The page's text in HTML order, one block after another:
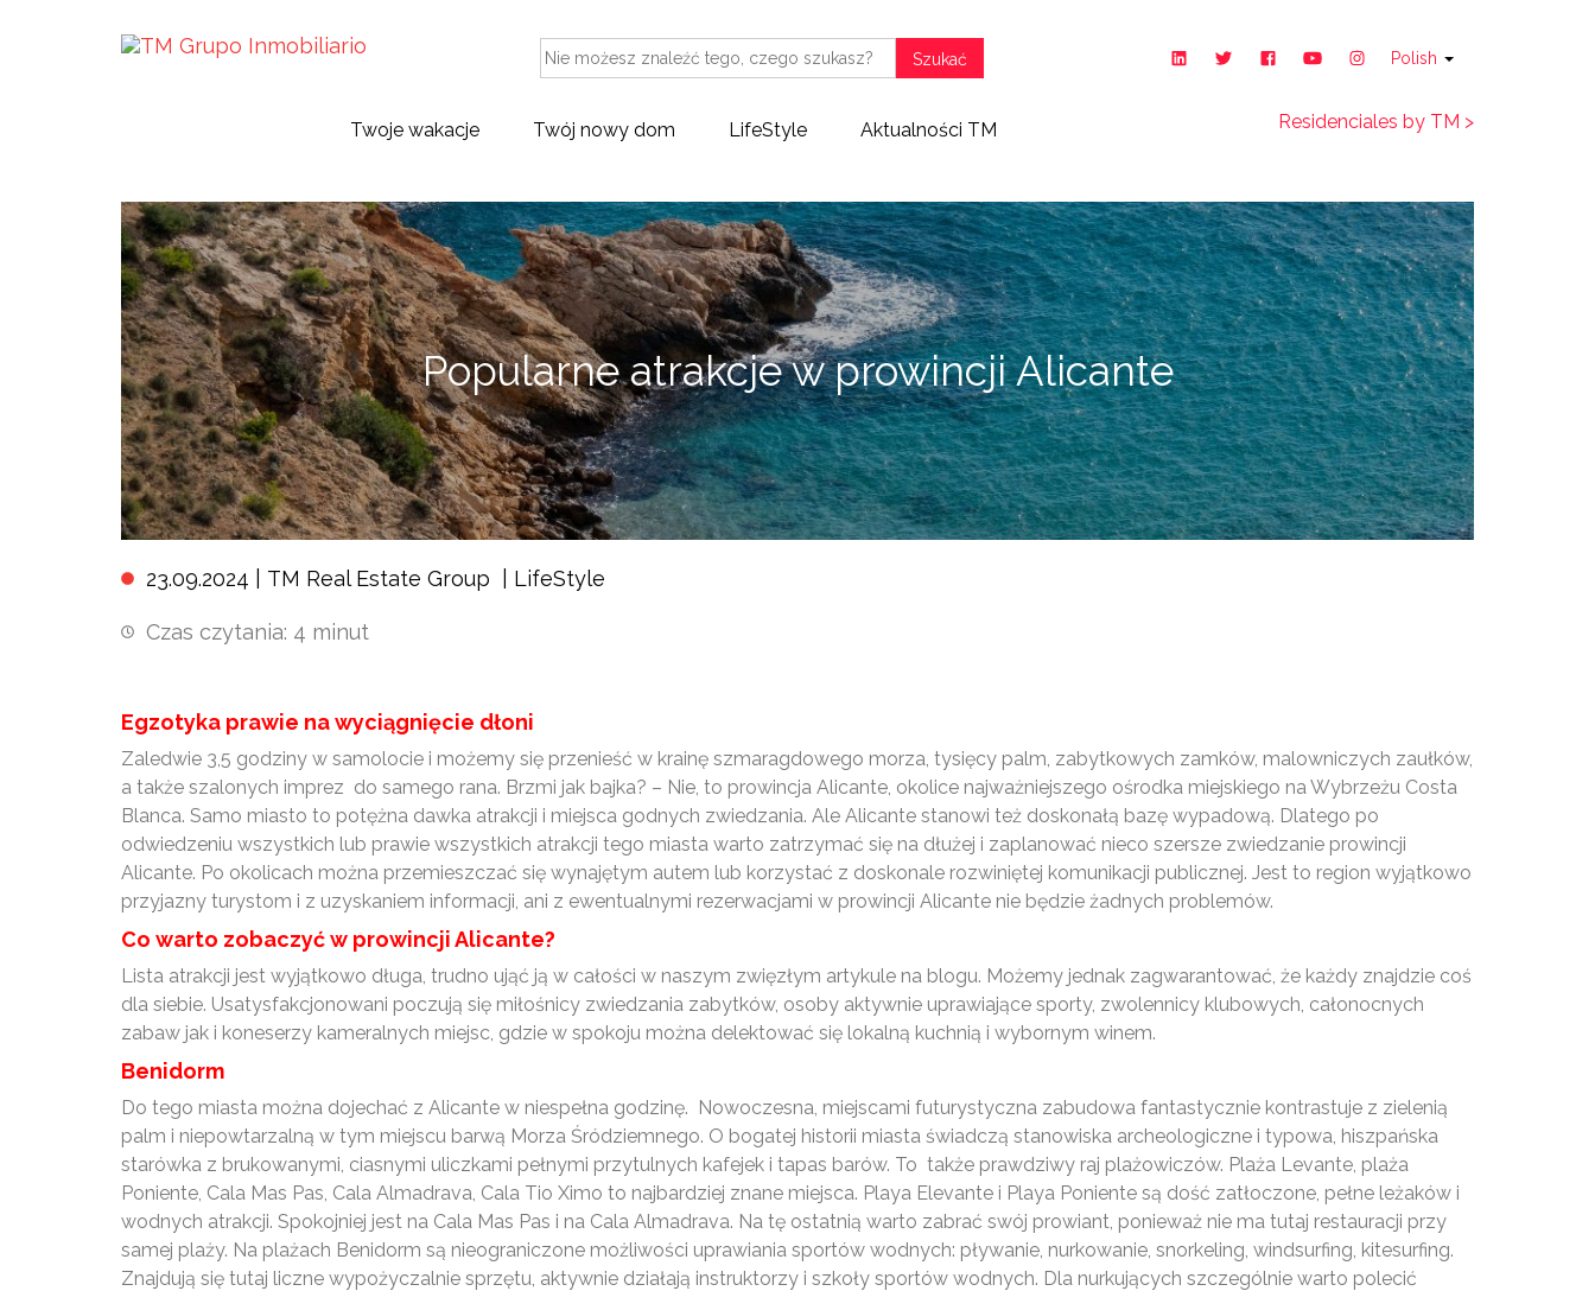
Szukać Polish
Twoje wakacje Twój nowy dom LifeStyle Aktualności TM Residenciales by TM >
Popularne atrakcje w prowincji Alicante
23.09.2024 | TM Real Estate Group LifeStyle
Czas czytania: 4 minut
Egzotyka prawie na wyciągnięcie dłoni
Zaledwie 3,5 godziny w samolocie i możemy się przenieść w krainę szmaragdowego morza, tysięcy palm, zabytkowych zamków, malowniczych zaułków,
a także szalonych imprez do samego rana. Brzmi jak bajka? – Nie, to prowincja Alicante, okolice najważniejszego ośrodka miejskiego na Wybrzeżu Costa
Blanca. Samo miasto to potężna dawka atrakcji i miejsca godnych zwiedzania. Ale Alicante stanowi też doskonałą bazę wypadową. Dlatego po
odwiedzeniu wszystkich lub prawie wszystkich atrakcji tego miasta warto zatrzymać się na dłużej i zaplanować nieco szersze zwiedzanie prowincji
Alicante. Po okolicach można przemieszczać się wynajętym autem lub korzystać z doskonale rozwiniętej komunikacji publicznej. Jest to region wyjątkowo
przyjazny turystom i z uzyskaniem informacji, ani z ewentualnymi rezerwacjami w prowincji Alicante nie będzie żadnych problemów.
Co warto zobaczyć w prowincji Alicante?
Lista atrakcji jest wyjątkowo długa, trudno ująć ją w całości w naszym zwięzłym artykule na blogu. Możemy jednak zagwarantować, że każdy znajdzie coś
dla siebie. Usatysfakcjonowani poczują się miłośnicy zwiedzania zabytków, osoby aktywnie uprawiające sporty, zwolennicy klubowych, całonocnych
zabaw jak i koneserzy kameralnych miejsc, gdzie w spokoju można delektować się lokalną kuchnią i wybornym winem.
Benidorm
Do tego miasta można dojechać z Alicante w niespełna godzinę. Nowoczesna, miejscami futurystyczna zabudowa fantastycznie kontrastuje z zielenią
palm i niepowtarzalną w tym miejscu barwą Morza Śródziemnego. O bogatej historii miasta świadczą stanowiska archeologiczne i typowa, hiszpańska
starówka z brukowanymi, ciasnymi uliczkami pełnymi przytulnych kafejek i tapas barów. To także prawdziwy raj plażowiczów. Plaża Levante, plaża
Poniente, Cala Mas Pas, Cala Almadrava, Cala Tio Ximo to najbardziej znane miejsca. Playa Elevante i Playa Poniente są dość zatłoczone, pełne leżaków i
wodnych atrakcji. Spokojniej jest na Cala Mas Pas i na Cala Almadrava. Na tę ostatnią warto zabrać swój prowiant, ponieważ nie ma tutaj restauracji przy
samej plaży. Na plażach Benidorm są nieograniczone możliwości uprawiania sportów wodnych: pływanie, nurkowanie, snorkeling, windsurfing, kitesurfing.
Znajdują się tutaj liczne wypożyczalnie sprzętu, aktywnie działają instruktorzy i szkoły sportów wodnych. Dla nurkujących szczególnie warto polecić